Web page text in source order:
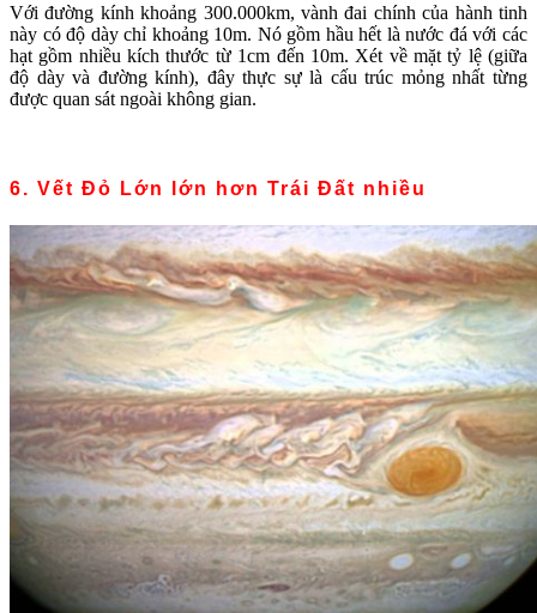
Với đường kính khoảng 300.000km, vành đai chính của hành tinh
này có độ dày chỉ khoảng 10m. Nó gồm hầu hết là nước đá với các
hạt gồm nhiều kích thước từ 1cm đến 10m. Xét về mặt tỷ lệ (giữa
độ dày và đường kính), đây thực sự là cấu trúc mỏng nhất từng
được quan sát ngoài không gian.
6. Vết Đỏ Lớn lớn hơn Trái Đất nhiều